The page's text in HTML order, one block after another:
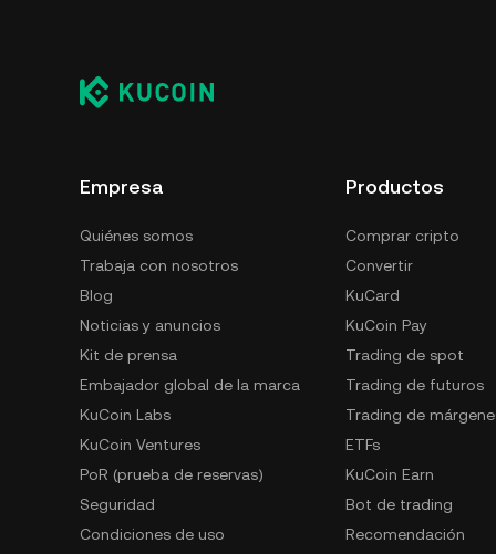
ordenador de escritorio/portátil), un
Empresa
Quiénes somos
Trabaja con nosotros
Blog
Noticias y anuncios
Kit de prensa
Embajador global de la marca
KuCoin Labs
KuCoin Ventures
PoR (prueba de reservas)
Seguridad
Condiciones de uso
Productos
Comprar cripto
Convertir
KuCard
KuCoin Pay
Trading de spot
Trading de futuros
Trading de
ETFs
KuCoin Earn
Bot de trading
Recomendación